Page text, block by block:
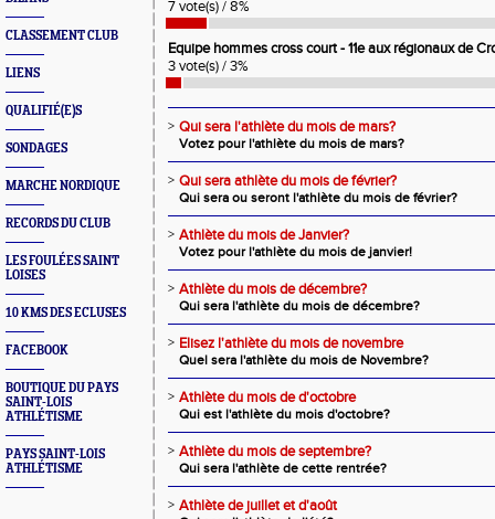
CLASSEMENT CLUB
LIENS
QUALIFIÉ(E)S
SONDAGES
MARCHE NORDIQUE
RECORDS DU CLUB
LES FOULÉES SAINT
LOISES
10 KMS DES ECLUSES
FACEBOOK
BOUTIQUE DU PAYS
SAINT-LOIS
ATHLÉTISME
PAYS SAINT-LOIS
ATHLÉTISME
7 vote(s) / 8%
Equipe hommes cross court - 11e aux régionaux de
3 vote(s) / 3%
> Qui sera l'athlète du mois de mars?
Votez pour l'athlète du mois de mars?
> Qui sera athlète du mois de février?
Qui sera ou seront l'athlète du mois de février?
> Athlète du mois de Janvier?
Votez pour l'athlète du mois de janvier!
> Athlète du mois de décembre?
Qui sera l'athlète du mois de décembre?
> Elisez l'athlète du mois de novembre
Quel sera l'athlète du mois de Novembre?
> Athlète du mois de d'octobre
Qui est l'athlète du mois d'octobre?
> Athlète du mois de septembre?
Qui sera l'athlète de cette rentrée?
> Athlète de juillet et d'août